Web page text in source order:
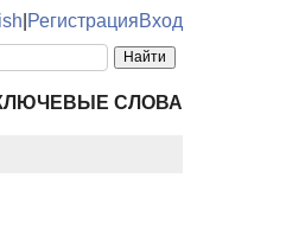
РегистрацияВход
СЛОВА